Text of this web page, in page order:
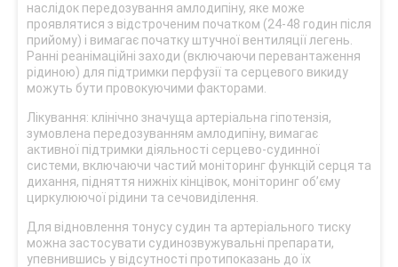
наслідок передозування амлодипіну, яке може
проявлятися з відстроченим початком (24-48 годин після
прийому) і вимагає початку штучної вентиляції легень.
Ранні реанімаційні заходи (включаючи перевантаження
рідиною) для підтримки перфузії та серцевого викиду
можуть бути провокуючими факторами.
Лікування: клінічно значуща артеріальна гіпотензія,
зумовлена передозуванням амлодипіну, вимагає
активної підтримки діяльності серцево-судинної
системи, включаючи частий моніторинг функцій серця та
дихання, підняття нижніх кінцівок, моніторинг об’єму
циркулюючої рідини та сечовиділення.
Для відновлення тонусу судин та артеріального тиску
можна застосувати судинозвужувальні препарати,
упевнившись у відсутності протипоказань до їх